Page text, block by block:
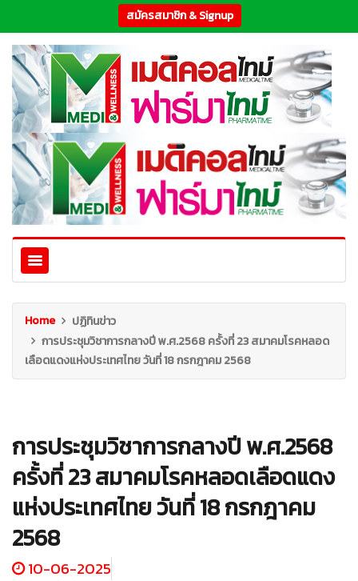
สมัครสมาชิก & Signup
Home
ปฏิทินข่าว
การประชุมวิชาการกลางปี พ.ศ.2568 ครั้งที่ 23 สมาคมโรคหลอด
เลือดแดงแห่งประเทศไทย วันที่ 18 กรกฎาคม 2568
การประชุมวิชาการกลางปี พ.ศ.2568
ครั้งที่ 23 สมาคมโรคหลอดเลือดแดง
แห่งประเทศไทย วันที่ 18 กรกฎาคม
2568
10-06-2025